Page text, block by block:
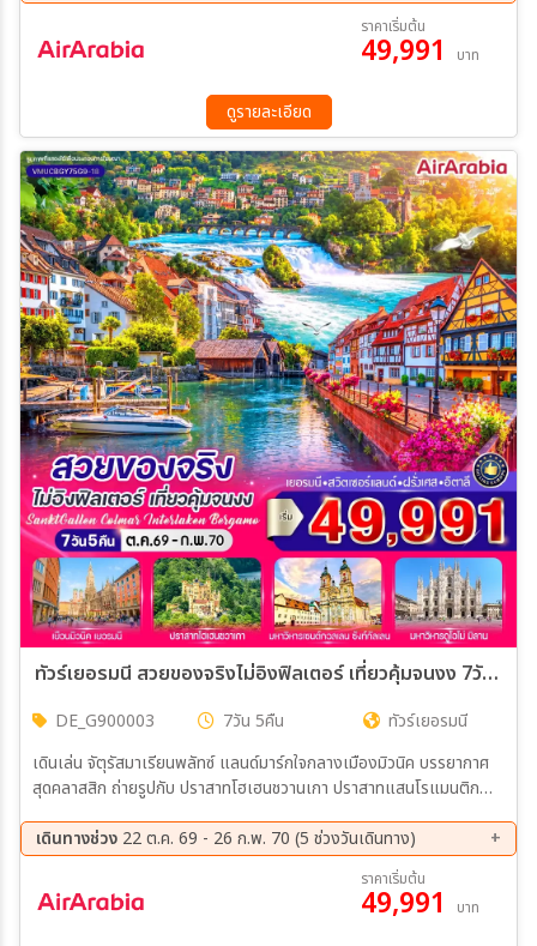
ค้นหา
19 ก.ย. 69 - 25 ก.ย. 69
24 ก.ย. 69 - 30 ก.ย. 69
10 ต.ค. 69 - 16 ต.ค. 69
ราคาเริ่มต้น
49,991 บาท
ดูรายละเอียด
ทัวร์เยอรมนี สวยของจริงไม่อิงฟิลเตอร์ เที่ยวคุ้มจนงง 7วัน 5คืน (G9)
DE_G900003 7วัน 5คืน
ทัวร์เยอรมนี
เดินเล่น จัตุรัสมาเรียนพลัทซ์ แลนด์มาร์กใจกลางเมืองมิวนิค บรรยากาศ
สุดคลาสสิก ถ่ายรูปกับ ปราสาทโฮเฮนชวานเกา ปราสาทแสนโรแมนติก
พระแม่มารีดำ (Black Madonna) สิ่งศักดิ์สิทธิ์คู่เมืองไอน์ซีเดิล์น เดิน
เล่นเมืองซุก เมืองริมทะเลสาบสุดน่ารัก และวิวสุดโรแมนติก ตื่นตากับ น้ำ
ตกไรน์ น้ำตกที่ใหญ่ที่สุดในยุโรป สัมผัสพลังธรรมชาติสุดอลังการ เช็กอิน
ลิตเติ้ลเวนิส เมืองกอลมาร์ เมืองเทพนิยายที่สวยราวกับหลุดออกมาจาก
เดินทางช่วง 22 ต.ค. 69 - 26 ก.พ. 70 (5 ช่วงวันเดินทาง)
19 พ.ย. 69 - 25 พ.ย. 69
05 ธ.ค. 69 - 11 ธ.ค. 69
30 ม.ค. 70 - 05 ก.พ. 70
ราคาเริ่มต้น
49,991 บาท